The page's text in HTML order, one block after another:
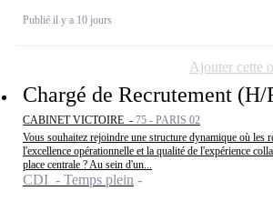
Publié il y a 10 jours
Chargé de Recrutement (H/
CABINET VICTOIRE - 75 - PARIS 02
Vous souhaitez rejoindre une structure dynamique où les
l'excellence opérationnelle et la qualité de l'expérience
place centrale ? Au sein d'un...
CDI - Temps plein
Ajouter cette